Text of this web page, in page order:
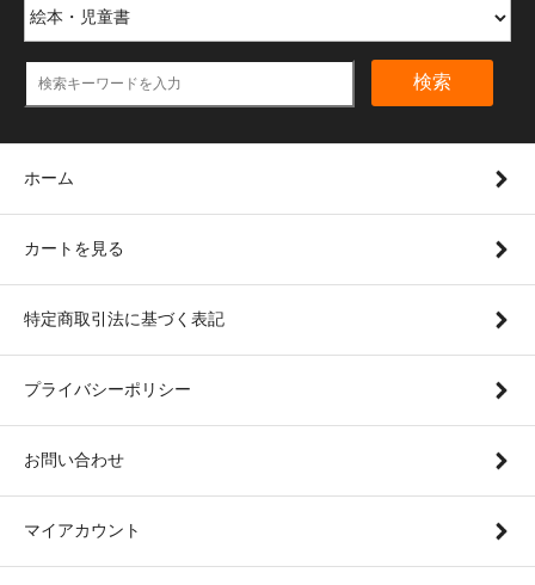
検索
ホーム
カートを見る
特定商取引法に基づく表記
プライバシーポリシー
お問い合わせ
マイアカウント